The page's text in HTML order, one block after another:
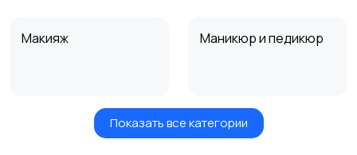
Макияж Маникюр и педикюр
Товары для здоровья Парфюмерия
Показать все категории